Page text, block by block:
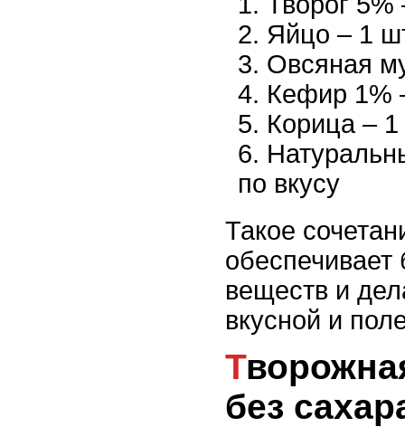
Яйцо – 1
Овсяная
Кефир 1%
Корица – 1
по вкусу
Такое
обеспечивает
веществ и
вкусной и
Творожная запеканка
без